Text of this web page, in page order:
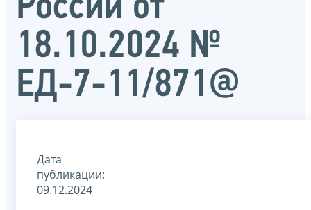
России от
18.10.2024 №
ЕД-7-11/871@
Дата
публикации:
09.12.2024